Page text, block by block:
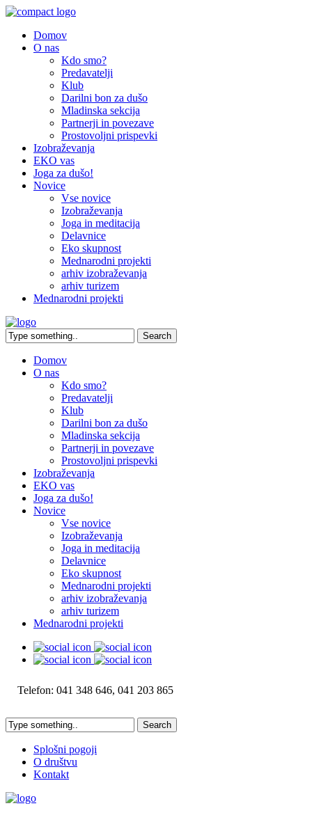
Domov
O nas
Kdo smo?
Predavatelji
Klub
Darilni bon za dušo
Mladinska sekcija
Partnerji in povezave
Prostovoljni prispevki
Izobraževanja
EKO vas
Joga za dušo!
Novice
Vse novice
Izobraževanja
Joga in meditacija
Delavnice
Eko skupnost
Mednarodni projekti
arhiv izobraževanja
arhiv turizem
Mednarodni projekti
Domov
O nas
Kdo smo?
Predavatelji
Klub
Darilni bon za dušo
Mladinska sekcija
Partnerji in povezave
Prostovoljni prispevki
Izobraževanja
EKO vas
Joga za dušo!
Novice
Vse novice
Izobraževanja
Joga in meditacija
Delavnice
Eko skupnost
Mednarodni projekti
arhiv izobraževanja
arhiv turizem
Mednarodni projekti
Telefon: 041 348 646, 041 203 865
Splošni pogoji
O društvu
Kontakt